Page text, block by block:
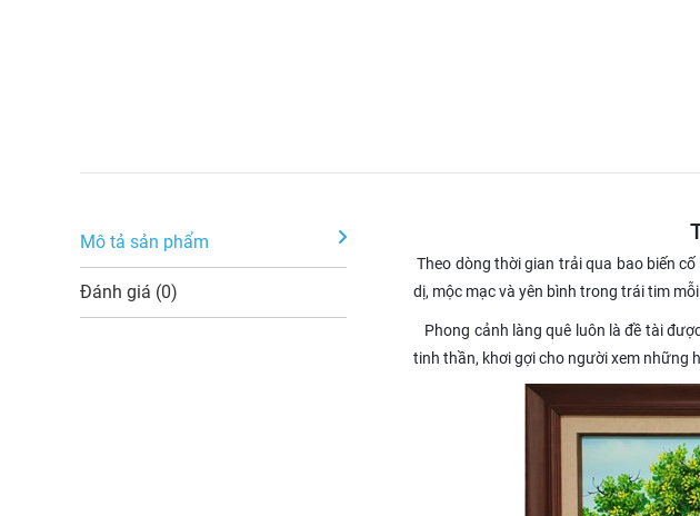
Mô tả sản phẩm
Đánh giá (0)
Theo dòng thời gian trải qua bao biến
dị, mộc mạc và yên bình trong trái tim
Phong cảnh làng quê luôn là đề tài
tinh thần, khơi gợi cho người xem những